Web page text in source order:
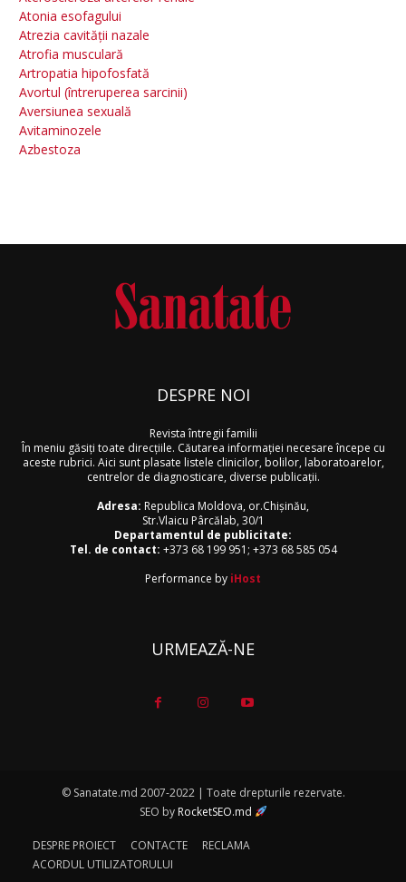
Atonia esofagului
Atrezia cavității nazale
Atrofia musculară
Artropatia hipofosfată
Avortul (întreruperea sarcinii)
Aversiunea sexuală
Avitaminozele
Azbestoza
DESPRE NOI
Revista întregii familii
În meniu găsiţi toate direcţiile. Căutarea informaţiei necesare începe cu
aceste rubrici. Aici sunt plasate listele clinicilor, bolilor, laboratoarelor,
centrelor de diagnosticare, diverse publicaţii.
Adresa: Republica Moldova, or.Chişinău,
Str.Vlaicu Pârcălab, 30/1
Departamentul de publicitate:
Tel. de contact: +373 68 199 951 ; +373 68 585 054
Performance by iHost
URMEAZĂ-NE
© Sanatate.md 2007-2022 | Toate drepturile rezervate.
SEO by RocketSEO.md
DESPRE PROIECT CONTACTE
RECLAMA
ACORDUL UTILIZATORULUI